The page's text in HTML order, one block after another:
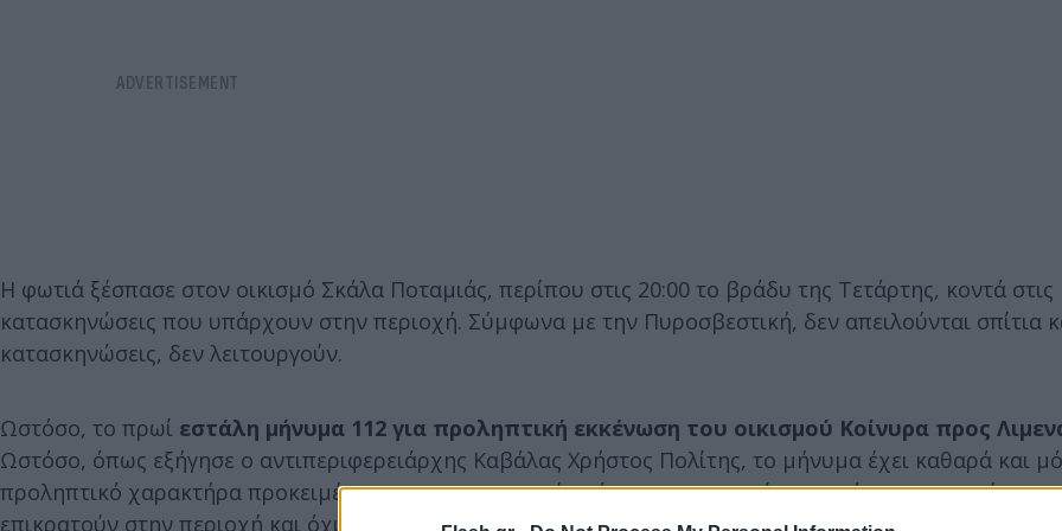
Η φωτιά ξέσπασε στον οικισμό Σκάλα Ποταμιάς, περίπου στις 20:00 το βράδυ της Τετάρτης, κοντά στις
κατασκηνώσεις που υπάρχουν στην περιοχή. Σύμφωνα με την Πυροσβεστική, δεν απειλούνται σπίτια
κατασκηνώσεις, δεν λειτουργούν.
Ωστόσο, το πρωί εστάλη μήνυμα 112 για προληπτική εκκένωση του οικισμού Κοίνυρα προς
Ωστόσο, όπως εξήγησε ο αντιπεριφερειάρχης Καβάλας Χρήστος Πολίτης, το μήνυμα έχει καθαρά και
προληπτικό χαρακτήρα προκειμένου να προστατευτούν κάτοικοι και τουρίστες από τους πυκνούς
επικρατούν στην περιοχή και όχι γιατί κινδυνεύει ο οικισμός από τη φωτιά.